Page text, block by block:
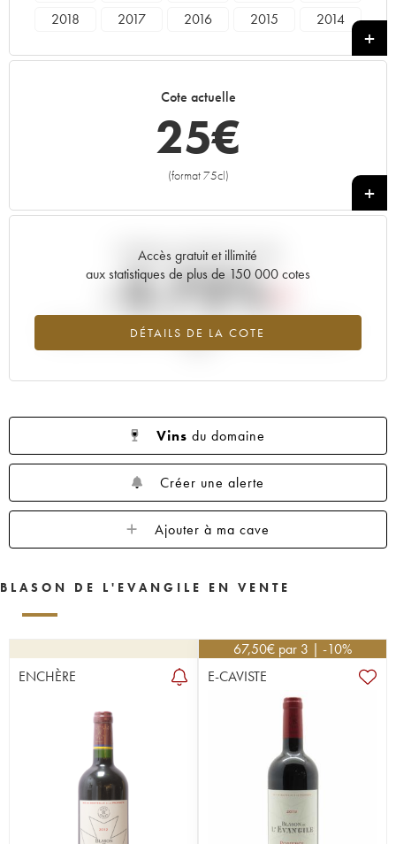
2018
2017 2016 2015
2014
2000
1993
Cote actuelle
25€
(format 75cl)
+
Accès gratuit et illimité
aux statistiques de plus de 150 000 cotes
DÉTAILS DE LA COTE
Tendance actuelle de la cote
-2.72%
Tendance à la baisse du millésime 1997 en 2026 par rapport à
Vins du domaine
Créer une alerte
Ajouter à ma cave
BLASON DE L'EVANGILE EN VENTE
ENCHÈRE
67,50€ par 3 | -10%
E-CAVISTE